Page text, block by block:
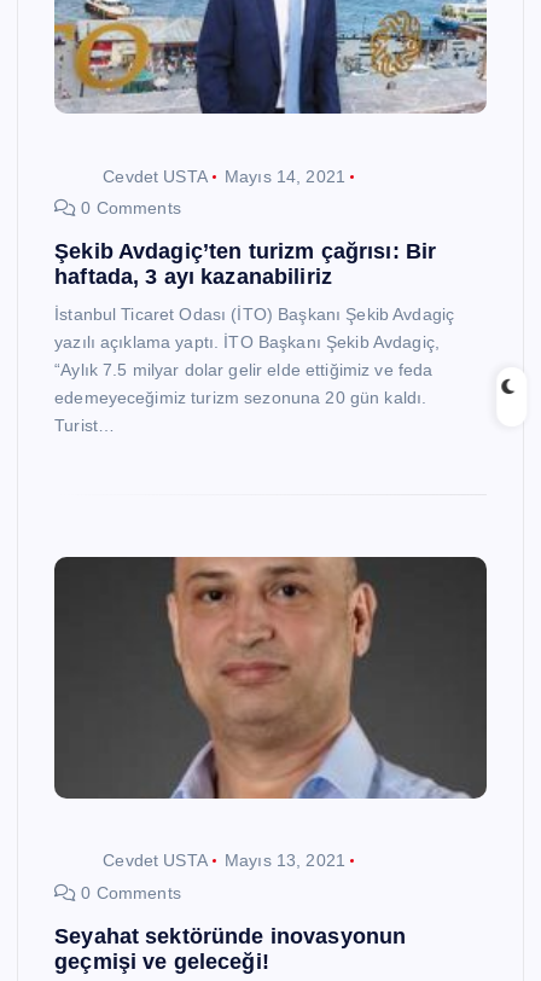
Cevdet USTA
Mayıs 14, 2021
0 Comments
Şekib Avdagiç’ten turizm çağrısı: Bir
haftada, 3 ayı kazanabiliriz
İstanbul Ticaret Odası (İTO) Başkanı Şekib Avdagiç
yazılı açıklama yaptı. İTO Başkanı Şekib Avdagiç,
“Aylık 7.5 milyar dolar gelir elde ettiğimiz ve feda
edemeyeceğimiz turizm sezonuna 20 gün kaldı.
Turist…
Cevdet USTA
Mayıs 13, 2021
0 Comments
Seyahat sektöründe inovasyonun
geçmişi ve geleceği!